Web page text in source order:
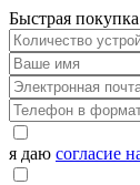
Быстрая покупка
я даю согласие